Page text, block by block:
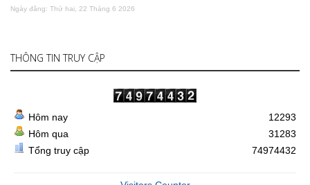
Ngày đăng: Thứ hai, 22 Tháng 6 2026
THÔNG TIN TRUY CẬP
Hôm nay
Hôm qua
Tổng truy cập
12293
31283
74974432